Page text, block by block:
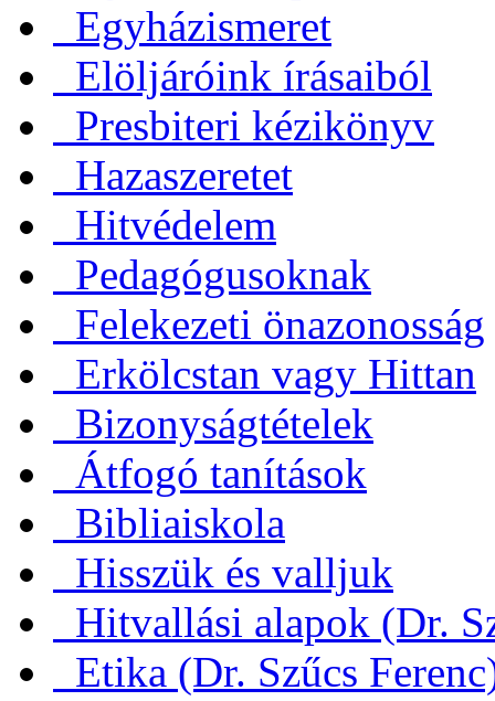
Egyházismeret
Elöljáróink írásaiból
Presbiteri kézikönyv
Hazaszeretet
Hitvédelem
Pedagógusoknak
Felekezeti önazonosság
Erkölcstan vagy Hittan
Bizonyságtételek
Átfogó tanítások
Bibliaiskola
Hisszük és valljuk
Hitvallási alapok (Dr.
Etika (Dr. Szűcs